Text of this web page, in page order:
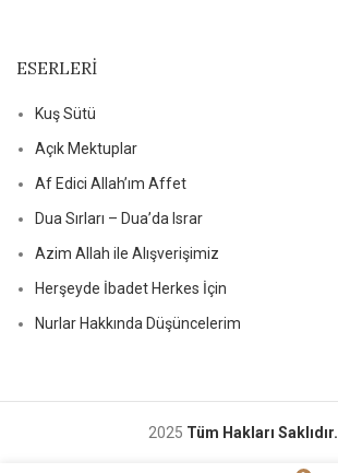
ESERLERI
Kuş Sütü
Açık Mektuplar
Af Edici Allah’ım Affet
Dua Sırları – Dua’da Israr
Azim Allah ile Alışverişimiz
Herşeyde İbadet Herkes İçin
Nurlar Hakkında Düşüncelerim
2025 Tüm Hakları Saklıdır.